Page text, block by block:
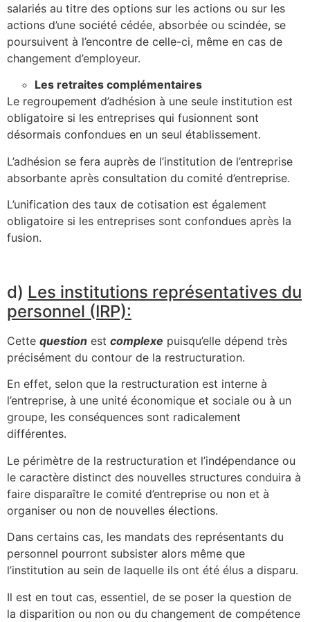
salariés au titre des options sur les actions ou sur les
actions d’une société cédée, absorbée ou scindée, se
poursuivent à l’encontre de celle-ci, même en cas de
changement d’employeur.
Les retraites complémentaires
Le regroupement d’adhésion à une seule institution est
obligatoire si les entreprises qui fusionnent sont
désormais confondues en un seul établissement.
L’adhésion se fera auprès de l’institution de l’entreprise
absorbante après consultation du comité d’entreprise.
L’unification des taux de cotisation est également
obligatoire si les entreprises sont confondues après la
fusion.
d) Les institutions représentatives du
personnel (IRP):
Cette question est complexe puisqu’elle dépend très
précisément du contour de la restructuration.
En effet, selon que la restructuration est interne à
l’entreprise, à une unité économique et sociale ou à un
groupe, les conséquences sont radicalement
différentes.
Le périmètre de la restructuration et l’indépendance ou
le caractère distinct des nouvelles structures conduira à
faire disparaître le comité d’entreprise ou non et à
organiser ou non de nouvelles élections.
Dans certains cas, les mandats des représentants du
personnel pourront subsister alors même que
l’institution au sein de laquelle ils ont été élus a disparu.
Il est en tout cas, essentiel, de se poser la question de
la disparition ou non ou du changement de compétence